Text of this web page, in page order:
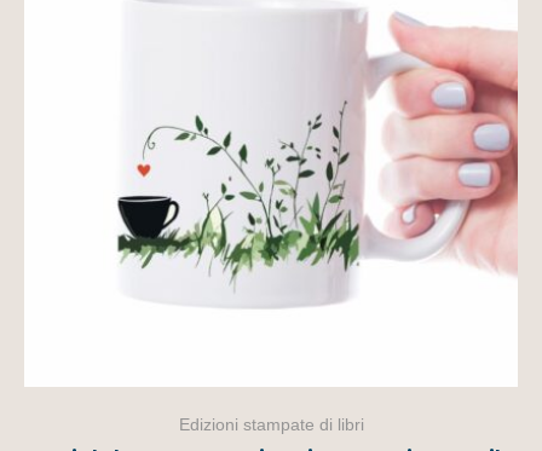
Edizioni stampate di libri